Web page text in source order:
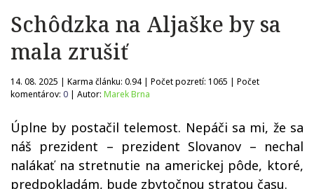
Schôdzka na Aljaške by sa
mala zrušiť
14. 08. 2025 | Karma článku: 0.94 | Počet pozretí: 1065 | Počet
komentárov: 0 | Autor: Marek Brna
Úplne by postačil telemost. Nepáči sa mi, že sa
náš prezident – prezident Slovanov – nechal
nalákať na stretnutie na americkej pôde, ktoré,
predpokladám, bude zbytočnou stratou času.